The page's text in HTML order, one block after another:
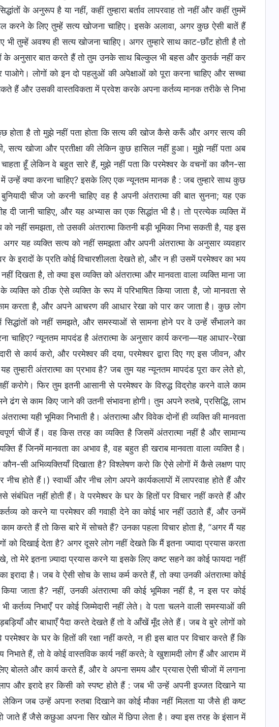
के अनुरूप है या नहीं, कहीं तुम्हारा बर्ताव लापरवाह तो नहीं और कहीं तुममें
हल करने के लिए तुम्हें सत्य खोजना चाहिए। इसके अलावा, अगर कुछ ऐसी बातें हैं
तुम्हें अवश्य ही सत्य खोजना चाहिए। अगर तुम्हारे साथ काट-छाँट होती है तो
के अनुसार बात करते हैं तो तुम उनके साथ बिल्कुल भी बहस और कुतर्क नहीं कर
लोगों को इन दो पहलुओं की अपेक्षाओं को पूरा करना चाहिए और सच्चा
हैं और उसकी वास्तविकता में प्रवेश करके अपना कर्तव्य मानक तरीके से निभा
होता है तो मुझे नहीं पता होता कि सत्य की खोज कैसे करूँ और अगर सत्य की
सत्य खोजा और प्रतीक्षा की लेकिन कुछ हासिल नहीं हुआ। मुझे नहीं पता अब
हूँ लेकिन वे बहुत सारे हैं, मुझे नहीं पता कि परमेश्वर के वचनों का कौन-सा
क्या करना चाहिए? इसके लिए एक न्यूनतम मानक है : जब तुम्हारे साथ कुछ
चीज जो करनी चाहिए वह है अपनी अंतरात्मा की बात सुनना; यह एक
जानी चाहिए, और यह अभ्यास का एक सिद्धांत भी है। तो प्रत्येक व्यक्ति में
नहीं समझता, तो उसकी अंतरात्मा कितनी बड़ी भूमिका निभा सकती है, यह इस
अगर यह व्यक्ति सत्य को नहीं समझता और अपनी अंतरात्मा के अनुसार व्यवहार
इरादों के प्रति कोई विचारशीलता देखते हो, और न ही उसमें परमेश्वर का भय
है, तो क्या इस व्यक्ति को अंतरात्मा और मानवता वाला व्यक्ति माना जा
को ठीक ऐसे व्यक्ति के रूप में परिभाषित किया जाता है, जो मानवता से
करता है, और अपने आचरण की आधार रेखा को पार कर जाता है। कुछ लोग
को नहीं समझते, और समस्याओं से सामना होने पर वे उन्हें सँभालने का
चाहिए? न्यूनतम मापदंड है अंतरात्मा के अनुसार कार्य करना—यह आधार-रेखा
से कार्य करो, और परमेश्वर की दया, परमेश्वर द्वारा दिए गए इस जीवन, और
तुम्हारी अंतरात्मा का प्रभाव है? जब तुम यह न्यूनतम मापदंड पूरा कर लेते हो,
करोगे। फिर तुम इतनी आसानी से परमेश्वर के विरुद्ध विद्रोह करने वाले काम
ढंग से काम किए जाने की उतनी संभावना होगी। तुम अपने रुतबे, प्रसिद्धि, लाभ
यही भूमिका निभाती है। अंतरात्मा और विवेक दोनों ही व्यक्ति की मानवता
चीजें हैं। वह किस तरह का व्यक्ति है जिसमें अंतरात्मा नहीं है और सामान्य
हैं जिनमें मानवता का अभाव है, वह बहुत ही खराब मानवता वाला व्यक्ति है।
सी अभिव्यक्तियाँ दिखाता है? विश्लेषण करो कि ऐसे लोगों में कैसे लक्षण पाए
होते हैं।) स्वार्थी और नीच लोग अपने कार्यकलापों में लापरवाह होते हैं और
नहीं होती हैं। वे परमेश्वर के घर के हितों पर विचार नहीं करते हैं और
को करने या परमेश्वर की गवाही देने का कोई भार नहीं उठाते हैं, और उनमें
काम करते हैं तो किस बारे में सोचते हैं? उनका पहला विचार होता है, “अगर मैं यह
को दिखाई देता है? अगर दूसरे लोग नहीं देखते कि मैं इतना ज्यादा प्रयास करता
मेरे इतना ज़्यादा प्रयास करने या इसके लिए कष्ट सहने का कोई फायदा नहीं
इरादा है। जब वे ऐसी सोच के साथ कर्म करते हैं, तो क्या उनकी अंतरात्मा कोई
किया जाता है? नहीं, उनकी अंतरात्मा की कोई भूमिका नहीं है, न इस पर कोई
कर्तव्य निभाएँ पर कोई जिम्मेदारी नहीं लेते। वे पता चलने वाली समस्याओं की
और बाधाएँ पैदा करते देखते हैं तो वे आँखें मूँद लेते हैं। जब वे बुरे लोगों को
के घर के हितों की रक्षा नहीं करते, न ही इस बात पर विचार करते हैं कि
निभाते हैं, तो वे कोई वास्तविक कार्य नहीं करते; वे खुशामदी लोग हैं और आराम में
बोलते और कार्य करते हैं, और वे अपना समय और प्रयास ऐसी चीजों में लगाना
और इरादे हर किसी को स्पष्ट होते हैं : जब भी उन्हें अपनी इज्जत दिखाने या
जब उन्हें अपना रुतबा दिखाने का कोई मौका नहीं मिलता या जैसे ही कष्ट
हैं जैसे कछुआ अपना सिर खोल में छिपा लेता है। क्या इस तरह के इंसान में